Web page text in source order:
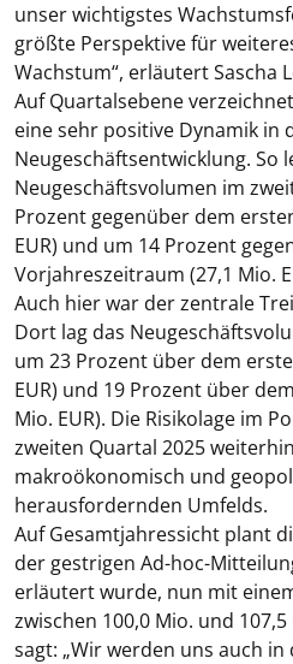
unser wichtigstes
größte Perspektive für
Wachstum“, erläutert Sascha
Auf Quartalsebene
eine sehr positive Dynamik in
Neugeschäftsentwicklung. So
Neugeschäftsvolumen im
Prozent gegenüber dem
EUR) und um 14 Prozent
Vorjahreszeitraum (27,1 Mio.
Auch hier war der zentrale
Dort lag das
um 23 Prozent über dem
EUR) und 19 Prozent über
Mio. EUR). Die Risikolage im
zweiten Quartal 2025
makroökonomisch und
herausfordernden Umfelds.
Auf Gesamtjahressicht plant
der gestrigen Ad-hoc-
erläutert wurde, nun mit
zwischen 100,0 Mio. und 107,5
sagt: „Wir werden uns auch